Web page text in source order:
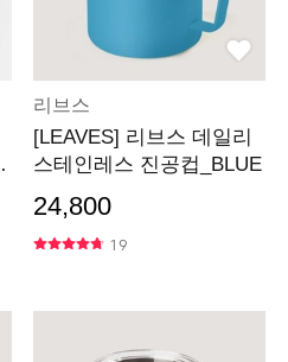
리브스
[LEAVES] 리브스 데일리
스테인레스 진공컵_BLUE
24,800
19